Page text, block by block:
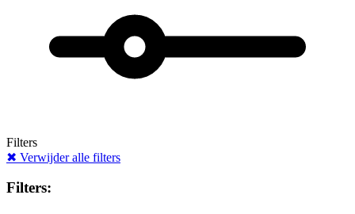
Filters
✖ Verwijder alle filters
Filters: